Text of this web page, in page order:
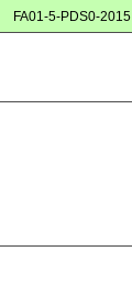
FA01-5-PDS0-2015